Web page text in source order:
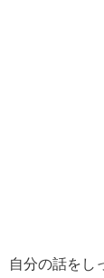
自分の話をし